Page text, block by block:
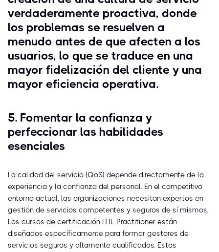
verdaderamente proactiva, donde
los problemas se resuelven a
menudo antes de que afecten a los
usuarios, lo que se traduce en una
mayor fidelización del cliente y una
mayor eficiencia operativa.
5. Fomentar la confianza y
perfeccionar las habilidades
esenciales
La calidad del servicio (QoS) depende directamente de la
experiencia y la confianza del personal. En el competitivo
entorno actual, las organizaciones necesitan expertos en
gestión de servicios competentes y seguros de sí mismos.
Los cursos de certificación ITIL Practitioner están
diseñados específicamente para formar gestores de
servicios seguros y altamente cualificados. Estos